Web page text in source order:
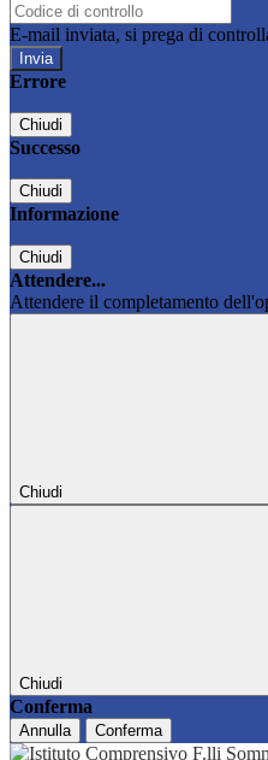
E-mail inviata, si prega di
Errore
Chiudi
Successo
Chiudi
Informazione
Chiudi
Attendere...
Attendere il completamento
Chiudi
Chiudi
Conferma
Annulla Conferma